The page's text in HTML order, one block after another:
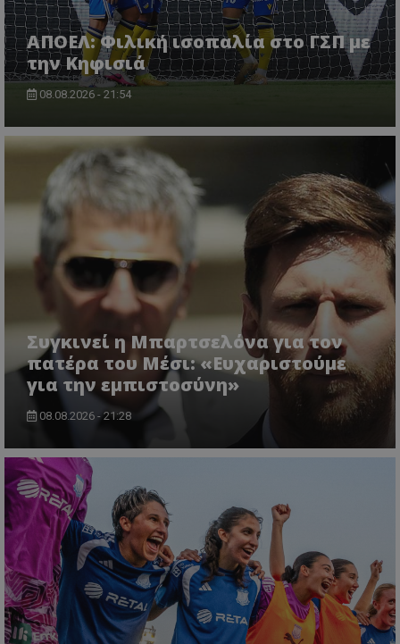
ΑΠΟΕΛ: Φιλική ισοπαλία στο ΓΣΠ με
την Κηφισιά
08.08.2026 - 21:54
Συγκινεί η Μπαρτσελόνα για τον
πατέρα του Μέσι: «Ευχαριστούμε
για την εμπιστοσύνη»
08.08.2026 - 21:28